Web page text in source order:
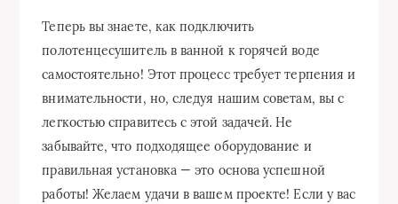
Теперь вы знаете, как подключить
полотенцесушитель в ванной к горячей воде
самостоятельно! Этот процесс требует терпения и
внимательности, но, следуя нашим советам, вы с
легкостью справитесь с этой задачей. Не
забывайте, что подходящее оборудование и
правильная установка — это основа успешной
работы! Желаем удачи в вашем проекте! Если у вас